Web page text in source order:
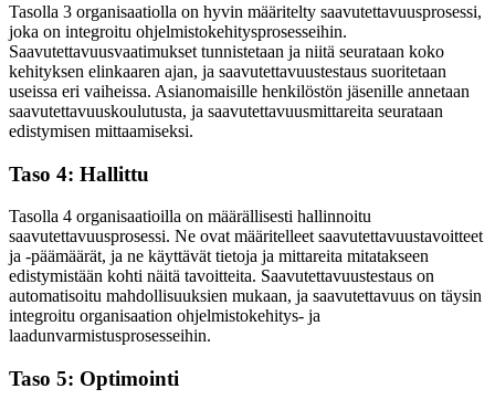
Tasolla 3 organisaatiolla on hyvin määritelty saavutettavuusprosessi,
joka on integroitu ohjelmistokehitysprosesseihin.
Saavutettavuusvaatimukset tunnistetaan ja niitä seurataan koko
kehityksen elinkaaren ajan, ja saavutettavuustestaus suoritetaan
useissa eri vaiheissa. Asianomaisille henkilöstön jäsenille annetaan
saavutettavuuskoulutusta, ja saavutettavuusmittareita seurataan
edistymisen mittaamiseksi.
Taso 4: Hallittu
Tasolla 4 organisaatioilla on määrällisesti hallinnoitu
saavutettavuusprosessi. Ne ovat määritelleet saavutettavuustavoitteet
ja -päämäärät, ja ne käyttävät tietoja ja mittareita mitatakseen
edistymistään kohti näitä tavoitteita. Saavutettavuustestaus on
automatisoitu mahdollisuuksien mukaan, ja saavutettavuus on täysin
integroitu organisaation ohjelmistokehitys- ja
laadunvarmistusprosesseihin.
Taso 5: Optimointi